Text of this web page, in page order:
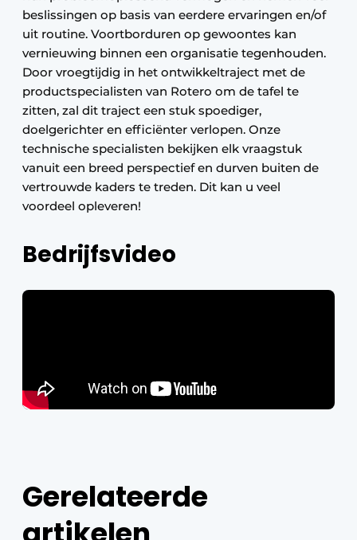
beslissingen op basis van eerdere ervaringen en/of
uit routine. Voortborduren op gewoontes kan
vernieuwing binnen een organisatie tegenhouden.
Door vroegtijdig in het ontwikkeltraject met de
productspecialisten van Rotero om de tafel te
zitten, zal dit traject een stuk spoediger,
doelgerichter en efficiënter verlopen. Onze
technische specialisten bekijken elk vraagstuk
vanuit een breed perspectief en durven buiten de
vertrouwde kaders te treden. Dit kan u veel
voordeel opleveren!
Bedrijfsvideo
Gerelateerde